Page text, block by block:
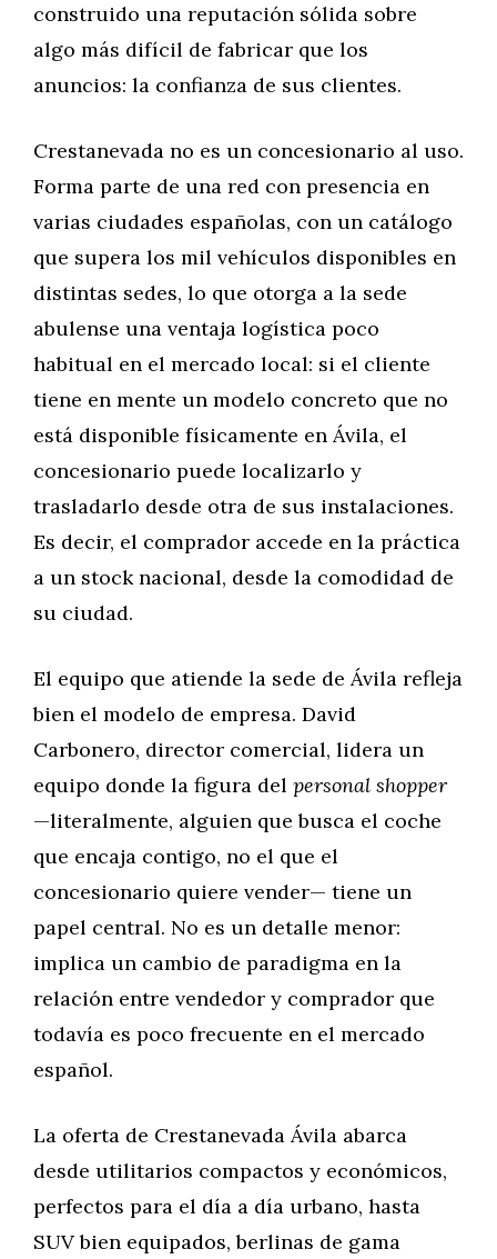
construido una reputación sólida sobre
algo más difícil de fabricar que los
anuncios: la confianza de sus clientes.
Crestanevada no es un concesionario al uso.
Forma parte de una red con presencia en
varias ciudades españolas, con un catálogo
que supera los mil vehículos disponibles en
distintas sedes, lo que otorga a la sede
abulense una ventaja logística poco
habitual en el mercado local: si el cliente
tiene en mente un modelo concreto que no
está disponible físicamente en Ávila, el
concesionario puede localizarlo y
trasladarlo desde otra de sus instalaciones.
Es decir, el comprador accede en la práctica
a un stock nacional, desde la comodidad de
su ciudad.
El equipo que atiende la sede de Ávila refleja
bien el modelo de empresa. David
Carbonero, director comercial, lidera un
equipo donde la figura del personal shopper
—literalmente, alguien que busca el coche
que encaja contigo, no el que el
concesionario quiere vender— tiene un
papel central. No es un detalle menor:
implica un cambio de paradigma en la
relación entre vendedor y comprador que
todavía es poco frecuente en el mercado
español.
La oferta de Crestanevada Ávila abarca
desde utilitarios compactos y económicos,
perfectos para el día a día urbano, hasta
SUV bien equipados, berlinas de gama